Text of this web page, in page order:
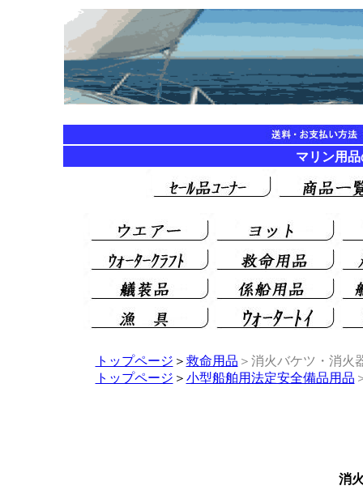
マリン用
トップページ ＞ 救命用品 ＞消火バケツ・消火
トップページ ＞ 小型船舶用法定安全備品用品
消